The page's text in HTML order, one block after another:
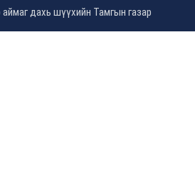
дахь шүүхийн Тамгын газар